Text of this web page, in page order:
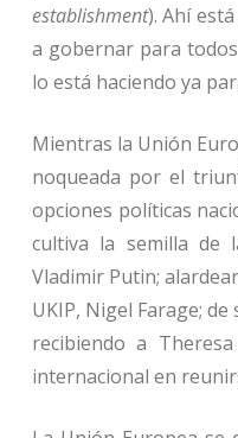
establishment). Ahí
a gobernar para
lo está haciendo ya
Mientras la Unión
noqueada por el
opciones políticas
cultiva la semilla de
Vladimir Putin;
UKIP, Nigel Farage;
recibiendo a
internacional en